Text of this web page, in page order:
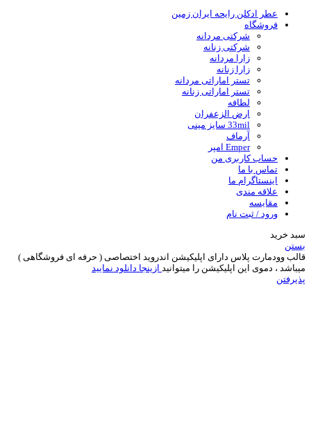
عطر ادکلن رایحه ایران زمین
فروشگاه
شرکتی مردانه
شرکتی زنانه
زارا مردانه
زارا زنانه
تستر اماراتی مردانه
تستر اماراتی زنانه
لطافه
ارض الزعفران
33mil سایز مینی
آرماف
Emper امپر
حساب کاربری من
تماس با ما
اینستاگرام ما
علاقه مندی
مقایسه
ورود / ثبت نام
سبد خرید
بستن
قالب وودمارت پلاس دارای اپلیکیشن اندروید اختصاصی ( حرفه ای فروشگاهی )
میباشد ، دموی این اپلیکیشن را میتوانید ازینجا دانلود نمایید
پذیرفتن